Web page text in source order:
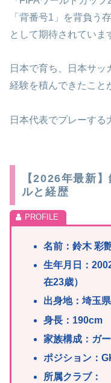
「背番号1」を背負う
として期待されていま
日本で育ち、日本サッ
経験を積んできたこと
日本代表でプレーする
【2026年最新
ルと経歴
名前：鈴木 彩
生年月日：
在23歳）
出身地：埼玉
身長：190cm
家族構成：ガ
ポジション：G
所属クラブ：